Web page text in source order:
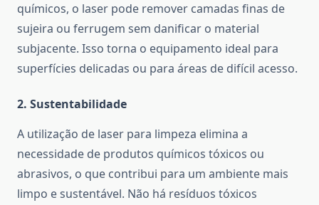
químicos, o laser pode remover camadas finas de
sujeira ou ferrugem sem danificar o material
subjacente. Isso torna o equipamento ideal para
superfícies delicadas ou para áreas de difícil acesso.
2. Sustentabilidade
A utilização de laser para limpeza elimina a
necessidade de produtos químicos tóxicos ou
abrasivos, o que contribui para um ambiente mais
limpo e sustentável. Não há resíduos tóxicos